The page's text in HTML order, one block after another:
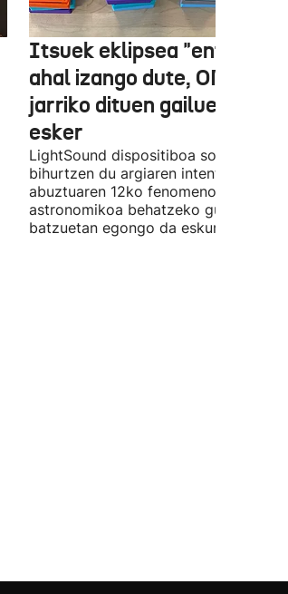
Itsuek eklipsea "entzun"
ahal izango dute, ONCEk
jarriko dituen gailue
esker
LightSound dispositiboa soinu
bihurtzen du argiaren intentsitatea,
abuztuaren 12ko fenomeno
astronomikoa behatzeko gune
batzuetan egongo da eskuragarri.